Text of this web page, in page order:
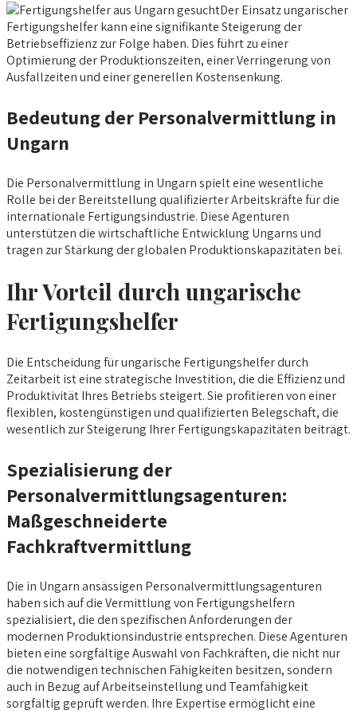
Der Einsatz ungarischer
Fertigungshelfer kann eine signifikante Steigerung der
Betriebseffizienz zur Folge haben. Dies führt zu einer
Optimierung der Produktionszeiten, einer Verringerung von
Ausfallzeiten und einer generellen Kostensenkung.
Bedeutung der Personalvermittlung in
Ungarn
Die Personalvermittlung in Ungarn spielt eine wesentliche
Rolle bei der Bereitstellung qualifizierter Arbeitskräfte für die
internationale Fertigungsindustrie. Diese Agenturen
unterstützen die wirtschaftliche Entwicklung Ungarns und
tragen zur Stärkung der globalen Produktionskapazitäten bei.
Ihr Vorteil durch ungarische
Fertigungshelfer
Die Entscheidung für ungarische Fertigungshelfer durch
Zeitarbeit ist eine strategische Investition, die die Effizienz und
Produktivität Ihres Betriebs steigert. Sie profitieren von einer
flexiblen, kostengünstigen und qualifizierten Belegschaft, die
wesentlich zur Steigerung Ihrer Fertigungskapazitäten beiträgt.
Spezialisierung der
Personalvermittlungsagenturen:
Maßgeschneiderte
Fachkraftvermittlung
Die in Ungarn ansässigen Personalvermittlungsagenturen
haben sich auf die Vermittlung von Fertigungshelfern
spezialisiert, die den spezifischen Anforderungen der
modernen Produktionsindustrie entsprechen. Diese Agenturen
bieten eine sorgfältige Auswahl von Fachkräften, die nicht nur
die notwendigen technischen Fähigkeiten besitzen, sondern
auch in Bezug auf Arbeitseinstellung und Teamfähigkeit
sorgfältig geprüft werden. Ihre Expertise ermöglicht eine